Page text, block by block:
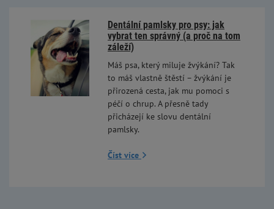
Dentální pamlsky pro psy: jak
vybrat ten správný (a proč na tom
záleží)
Máš psa, který miluje žvýkání? Tak
to máš vlastně štěstí – žvýkání je
přirozená cesta, jak mu pomoci s
péčí o chrup. A přesně tady
přicházejí ke slovu dentální
pamlsky.
Číst více